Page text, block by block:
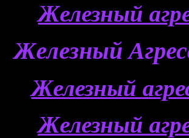
Железный
Железный
Железный
Железный